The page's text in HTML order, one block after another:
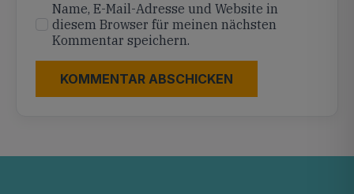
Name, E-Mail-Adresse und Website in
diesem Browser für meinen nächsten
Kommentar speichern.